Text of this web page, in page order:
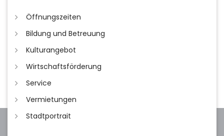
Öffnungszeiten
Bildung und Betreuung
Kulturangebot
Wirtschaftsförderung
Service
Vermietungen
Stadtportrait